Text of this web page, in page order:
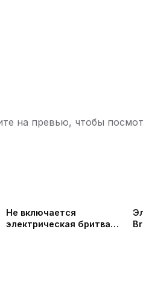
на превью, чтобы
Не включается
электрическая бритва